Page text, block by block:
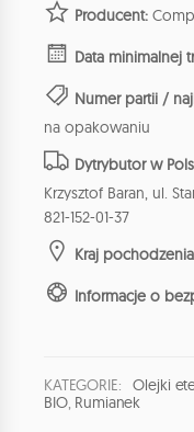
Producent:
Data minimalnej
Numer partii /
na opakowaniu
Dytrybutor w
Krzysztof Baran, ul.
821-152-01-37
Kraj
Informacje o
KATEGORIE: Olejki
BIO, Rumianek